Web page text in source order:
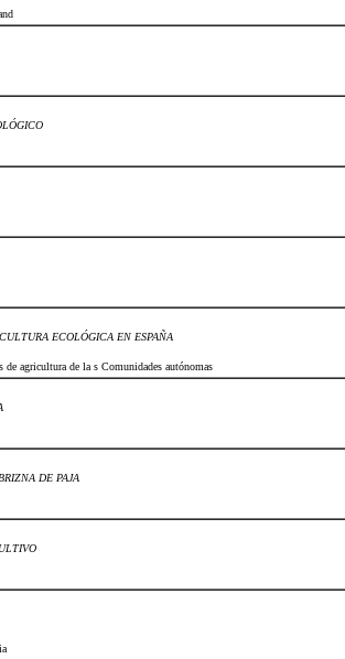
ECOLÓGICA EN ESPAÑA
agricultura de la s Comunidades autónomas
DE PAJA